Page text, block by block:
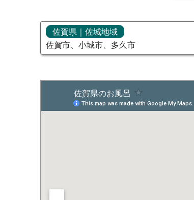
佐賀県｜佐城地域
佐賀市、小城市、多久市